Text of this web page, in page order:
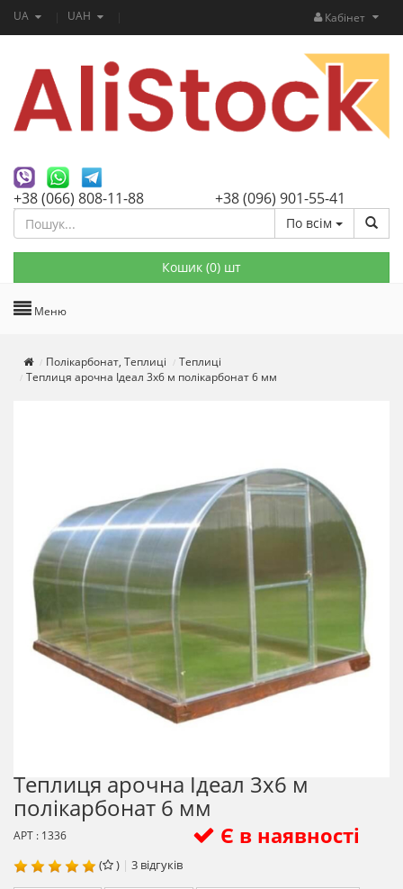
UA UAH Кабінет
+38 (066) 808-11-88 +38 (096) 901-55-41
По всім
Кошик (0) шт
Меню
Полікарбонат, Теплиці
Теплиці
Теплиця арочна Ідеал 3х6 м полікарбонат 6 мм
Теплиця арочна Ідеал 3х6 м
полікарбонат 6 мм
Є в наявності
АРТ : 1336
( ) | 3 відгуків